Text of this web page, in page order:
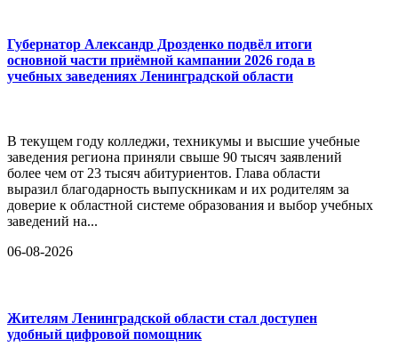
Губернатор Александр Дрозденко подвёл итоги
основной части приёмной кампании 2026 года в
учебных заведениях Ленинградской области
В текущем году колледжи, техникумы и высшие учебные
заведения региона приняли свыше 90 тысяч заявлений
более чем от 23 тысяч абитуриентов. Глава области
выразил благодарность выпускникам и их родителям за
доверие к областной системе образования и выбор учебных
заведений на...
06-08-2026
Жителям Ленинградской области стал доступен
удобный цифровой помощник